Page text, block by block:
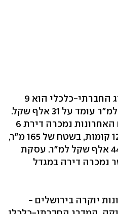
בשכונת רמת אביב ג' המדרג החברתי-כלכלי הוא 9
מתוך 10, והמחיר הממוצע למ"ר עומד על 31 אלף שקל.
באחת העסקאות בשנתיים האחרונות נמכרה דירת 6
חדרים בקומה ה-10 מתוך 12 קומות, בשטח של 165 מ"ר,
ב-7.25 מיליון שקלים - כ-44 אלף שקל למ"ר. עסקת
נמכרה דירה במגדל
יוקרה בירושלים -